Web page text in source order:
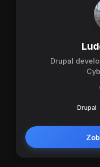
Drupal
Drupal